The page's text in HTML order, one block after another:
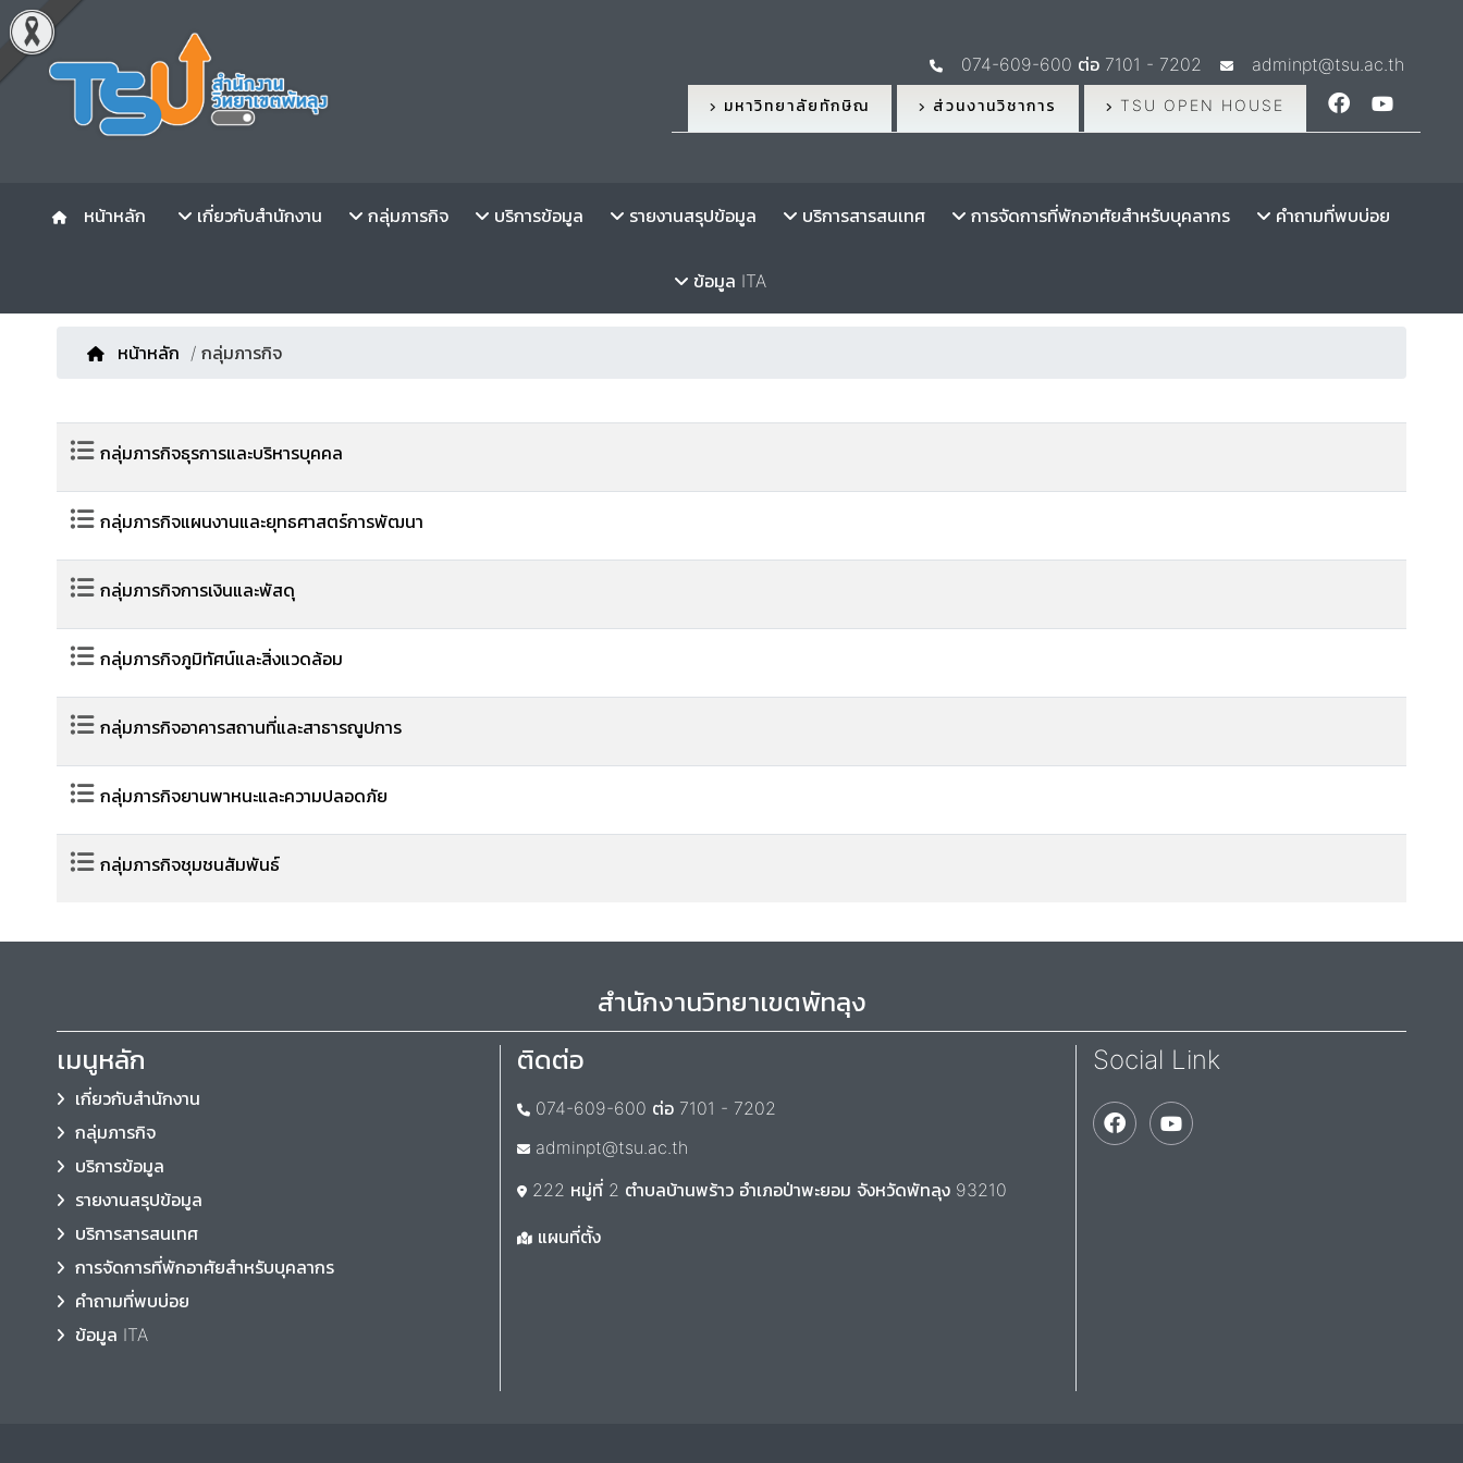
074-609-600 ต่อ 7101 - 7202 adminpt@tsu.ac.th
มหาวิทยาลัยทักษิณ ส่วนงานวิชาการ TSU OPEN HOUSE
หน้าหลัก เกี่ยวกับสำนักงาน กลุ่มภารกิจ บริการข้อมูล รายงานสรุปข้อมูล บริการสารสนเทศ การจัดการที่พักอาศัยสำหรับบุคลากร คำถามที่พบบ่อย
ข้อมูล ITA
หน้าหลัก / กลุ่มภารกิจ
กลุ่มภารกิจธุรการและบริหารบุคคล
กลุ่มภารกิจแผนงานและยุทธศาสตร์การพัฒนา
กลุ่มภารกิจการเงินและพัสดุ
กลุ่มภารกิจภูมิทัศน์และสิ่งแวดล้อม
กลุ่มภารกิจอาคารสถานที่และสาธารณูปการ
กลุ่มภารกิจยานพาหนะและความปลอดภัย
กลุ่มภารกิจชุมชนสัมพันธ์
สำนักงานวิทยาเขตพัทลุง
เมนูหลัก
เกี่ยวกับสำนักงาน
กลุ่มภารกิจ
บริการข้อมูล
รายงานสรุปข้อมูล
บริการสารสนเทศ
การจัดการที่พักอาศัยสำหรับบุคลากร
คำถามที่พบบ่อย
ข้อมูล ITA
ติดต่อ
074-609-600 ต่อ 7101 - 7202
adminpt@tsu.ac.th
222 หมู่ที่ 2 ตำบลบ้านพร้าว อำเภอป่าพะยอม จังหวัดพัทลุง 93210
แผนที่ตั้ง
Social Link